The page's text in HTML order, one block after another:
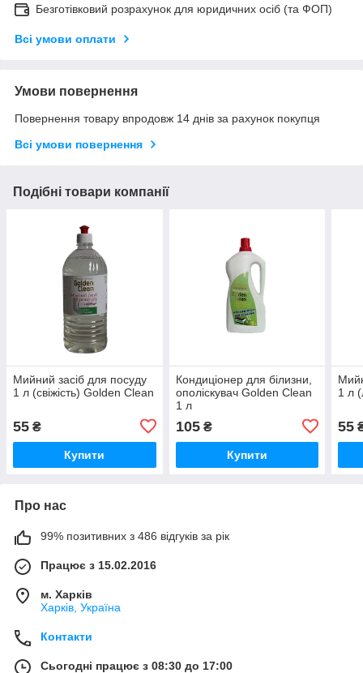
Безготівковий розрахунок для юридичних осіб (та ФОП)
Всі умови оплати
Умови повернення
Повернення товару впродовж 14 днів за рахунок покупця
Всі умови повернення
Подібні товари компанії
Мийний засіб для посуду
1 л (свіжість) Golden Clean
55 ₴
Купити
Кондиціонер для білизни,
ополіскувач Golden Clean
1 л
105₴
Купити
1 л
55
Про нас
99% позитивних з 486 відгуків за рік
Працює з 15.02.2016
м. Харків
Харків, Україна
Контакти
Сьогодні працює з 08:30 до 17:00